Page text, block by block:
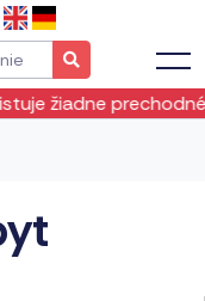
prechodné